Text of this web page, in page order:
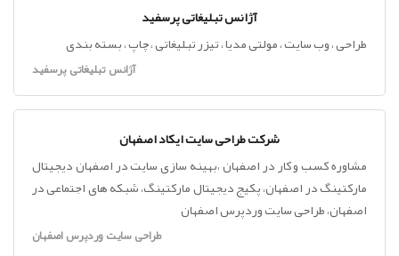
آژانس تبلیغاتی پرسفید
طراحی ، وب سایت ، مولتی مدیا ، تیزر تبلیغاتی ، چاپ ، بسته بندی
آژانس تبلیغاتی پرسفید
شرکت طراحی سایت ایکاد اصفهان
مشاوره کسب و کار در اصفهان ،بهینه سازی سایت در اصفهان دیجیتال
مارکتینگ در اصفهان، پکیج دیجیتال مارکتینگ، شبکه های اجتماعی در
اصفهان، طراحی سایت وردپرس اصفهان
طراحی سایت وردپرس اصفهان